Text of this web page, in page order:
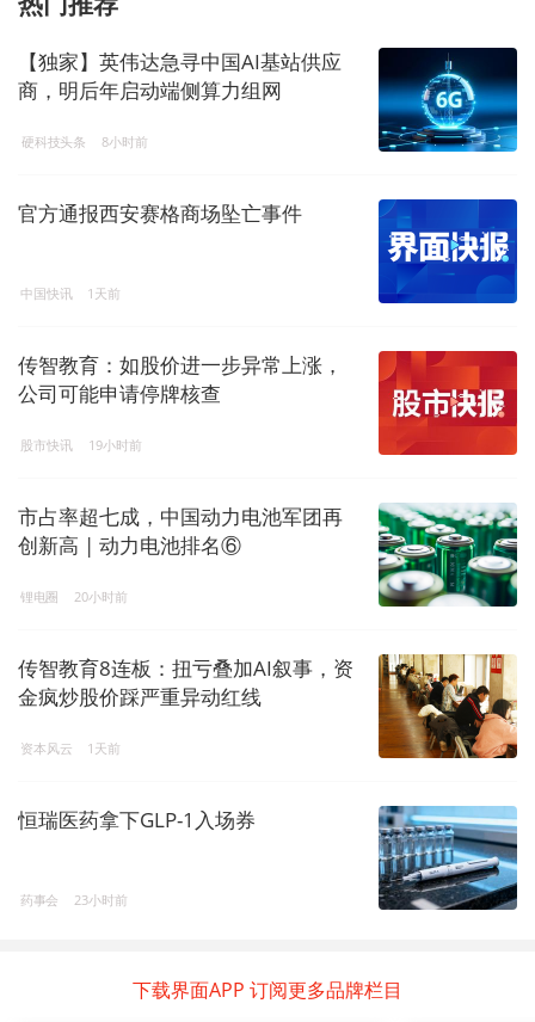
【独家】英伟达急寻中国AI基站供应
商，明后年启动端侧算力组网
硬科技头条 8小时前
官方通报西安赛格商场坠亡事件
中国快讯 1天前
传智教育：如股价进一步异常上涨，
公司可能申请停牌核查
股市快讯 19小时前
市占率超七成，中国动力电池军团再
创新高 | 动力电池排名⑥
锂电圈 20小时前
传智教育8连板：扭亏叠加AI叙事，资
金疯炒股价踩严重异动红线
资本风云 1天前
恒瑞医药拿下GLP-1入场券
药事会 23小时前
下载界面APP 订阅更多品牌栏目